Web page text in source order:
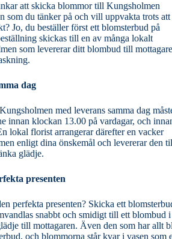
att skicka blommor till Kungsholmen
som du tänker på och vill uppvakta trots att
Jo, du beställer först ett blomsterbud på
skickas till en av många lokalt
som levererar ditt blombud till
dag
med leverans samma dag
innan klockan 13.00 på vardagar, och
lokal florist arrangerar därefter en vacker
enligt dina önskemål och levererar den
glädje.
presenten
perfekta presenten? Skicka ett
snabbt och smidigt till ett blombud i
till mottagaren. Även den som har allt
och blommorna står kvar i vasen som